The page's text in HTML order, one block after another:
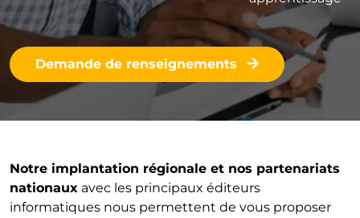
Demande de renseignements
Notre implantation régionale et nos partenariats
nationaux avec les principaux éditeurs
informatiques nous permettent de vous proposer